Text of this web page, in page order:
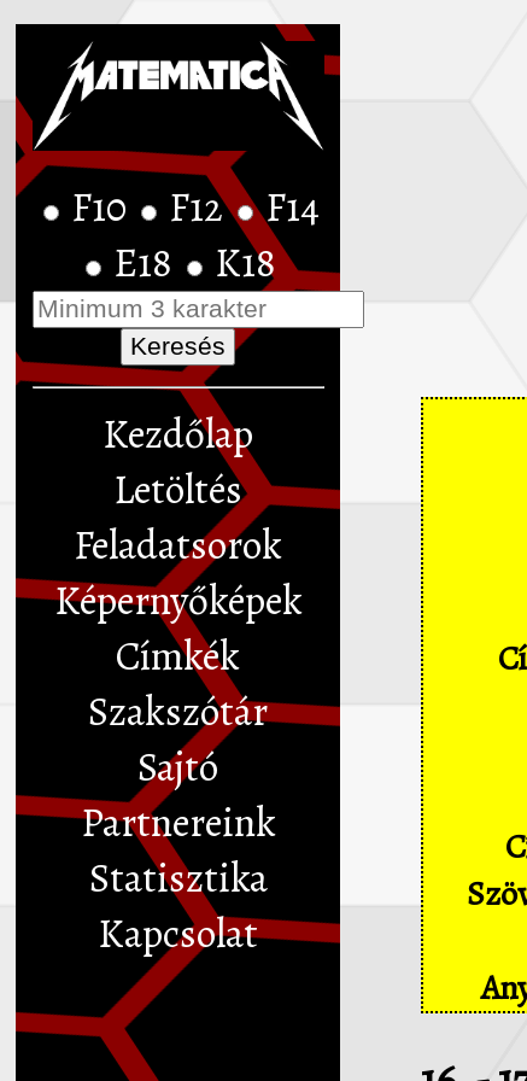
F10 F12
F14
E18
K18
Kezdőlap
Letöltés
Feladatsorok
Képernyőképek
Címkék
Szakszótár
Sajtó
Partnereink
Statisztika
Kapcsolat